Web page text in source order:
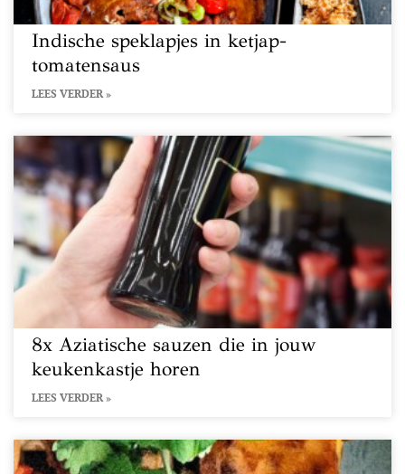
Indische speklapjes in ketjap-
tomatensaus
LEES VERDER »
8x Aziatische sauzen die in jouw
keukenkastje horen
LEES VERDER »